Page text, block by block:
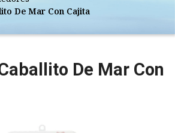
De Mar Con Cajita
De Mar Con